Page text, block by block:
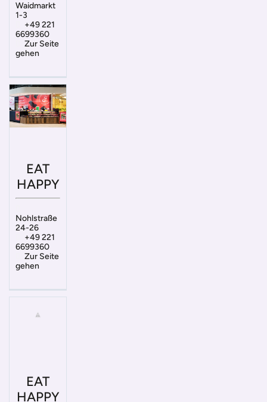
Waidmarkt
1-3
+49 221
6699360
Zur Seite
gehen
EAT
HAPPY
Nohlstraße
24-26
+49 221
6699360
Zur Seite
gehen
EAT
HAPPY